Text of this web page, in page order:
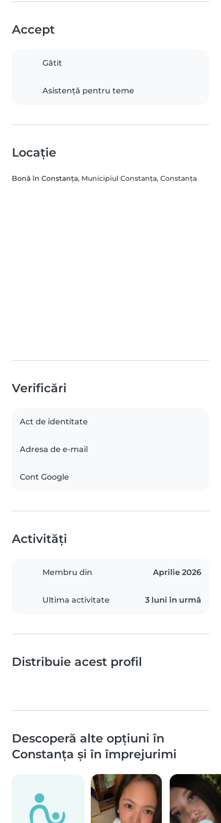
Accept
Gătit
Asistență pentru teme
Locație
Bonă în Constanța, Municipiul Constanţa, Constanţa
Verificări
Act de identitate
Adresa de e-mail
Cont Google
Activități
Membru din Aprilie 2026
Ultima activitate 3 luni în urmă
Distribuie acest profil
Descoperă alte opțiuni în
Constanța și în împrejurimi